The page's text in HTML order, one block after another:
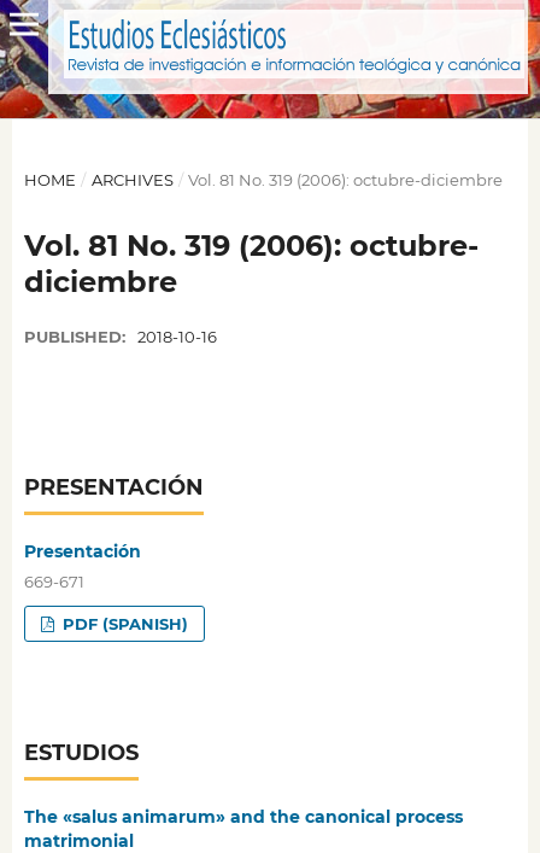
HOME / ARCHIVES / Vol. 81 No. 319 (2006): octubre-diciembre
Vol. 81 No. 319 (2006): octubre-
diciembre
PUBLISHED: 2018-10-16
PRESENTACIÓN
Presentación
669-671
PDF (SPANISH)
ESTUDIOS
The «salus animarum» and the canonical process
matrimonial